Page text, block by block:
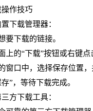
作技巧
下载管理器：
要下载的链接。
上的“下载”按钮或右键点
窗口中，选择保存位置，
”，等待下载完成。
方下载工具：